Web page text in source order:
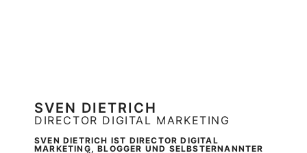
SVEN DIETRICH
DIRECTOR DIGITAL MARKETING
SVEN DIETRICH IST DIRECTOR DIGITAL
MARKETING, BLOGGER UND SELBSTERNANNTER